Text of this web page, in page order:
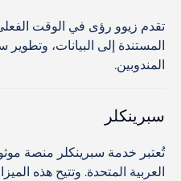
تقدم زيوو رؤى في الوقت
المستندة إلى البيانات،
المندوبين.
سبرينكلر
تُعتبر خدمة سبرينكلر منصة
العربية المتحدة. وتتيح هذه